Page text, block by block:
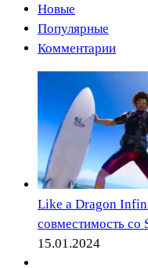
Новые
Популярные
Комментарии
Like a Dragon
совместимость со
15.01.2024